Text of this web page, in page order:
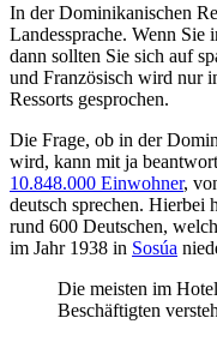
In der Dominikanischen
Landessprache. Wenn Sie
dann sollten Sie sich auf
und Französisch wird nur
Ressorts gesprochen.
Die Frage, ob in der
wird, kann mit ja
10.848.000 Einwohner,
deutsch sprechen. Hierbei
rund 600 Deutschen,
im Jahr 1938 in Sosúa
Die meisten im
Beschäftigten